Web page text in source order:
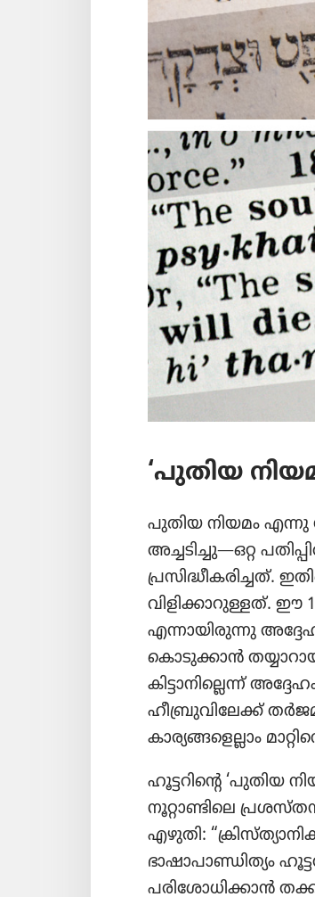
‘പുതിയ
പുതിയ നിയമം എന്നു
അച്ചടിച്ചു—ഒറ്റ
പ്രസിദ്ധീകരിച്ചത്‌.
വിളിക്കാറുള്ളത്‌. ഈ
എന്നായിരുന്നു
കൊടുക്കാൻ
കിട്ടാനില്ലെന്ന്‌
ഹീബ്രുവിലേക്ക്‌
കാര്യങ്ങളെല്ലാം
ഹൂട്ടറിന്റെ ‘പുതിയ
നൂറ്റാണ്ടിലെ
എഴുതി:
ഭാഷാപാണ്ഡിത്യം
പരിശോധിക്കാൻ